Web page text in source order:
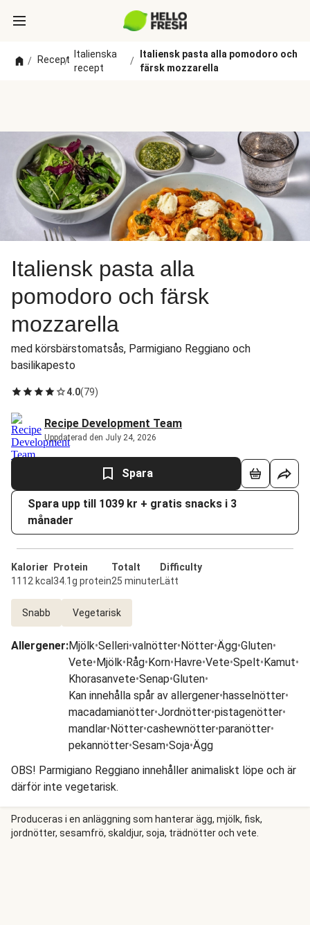
/ Recept
/
Italienska
recept
/
Italiensk pasta alla pomodoro och
färsk mozzarella
Italiensk pasta alla
pomodoro och färsk
mozzarella
med körsbärstomatsås, Parmigiano Reggiano och
basilikapesto
4.0(79)
Recipe Development Team
Uppdaterad den July 24, 2026
Spara
Spara upp till 1039 kr + gratis snacks i 3
månader
Kalorier
1112 kcal
Protein
34.1g protein
Totalt
25 minuter
Difficulty
Lätt
Snabb Vegetarisk
Allergener:Mjölk•Selleri•valnötter•Nötter•Ägg•Gluten•
Vete•Mjölk•Råg•Korn•Havre•Vete•Spelt•Kamut•
Khorasanvete•Senap•Gluten•
Kan innehålla spår av allergener•hasselnötter•
macadamianötter•Jordnötter•pistagenötter•
mandlar•Nötter•cashewnötter•paranötter•
pekannötter•Sesam•Soja•Ägg
OBS! Parmigiano Reggiano innehåller animaliskt löpe och är
därför inte vegetarisk.
Produceras i en anläggning som hanterar ägg, mjölk, fisk,
jordnötter, sesamfrö, skaldjur, soja, trädnötter och vete.